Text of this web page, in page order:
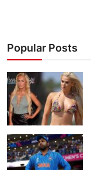
Popular Posts